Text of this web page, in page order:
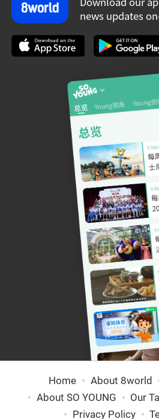
news updates
Home About 8world
About SO YOUNG
Our
Privacy Policy